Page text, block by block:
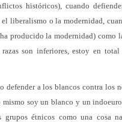
históricos), cuando
liberalismo o la modernidad,
producido la modernidad) como
son inferiores, estoy en total
defender a los blancos contra los
soy un blanco y un
grupos étnicos como una cosa